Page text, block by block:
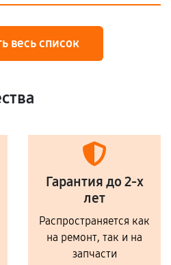
весь список
Гарантия до 2-х
лет
Распространяется как
на ремонт, так и на
запчасти